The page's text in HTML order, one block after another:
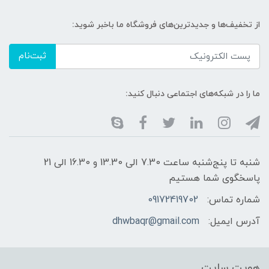
از تخفیف‌ها و جدیدترین‌های فروشگاه ما باخبر شوید:
ثبت‌نام
ما را در شبکه‌های اجتماعی دنبال کنید:
شنبه تا پنج‌شنبه ساعت 7.30 الی 13.30 و 16.30 الی 21
پاسخگوی شما هستیم
شماره تماس:
09172419702
آدرس ایمیل:
dhwbaqr@gmail.com